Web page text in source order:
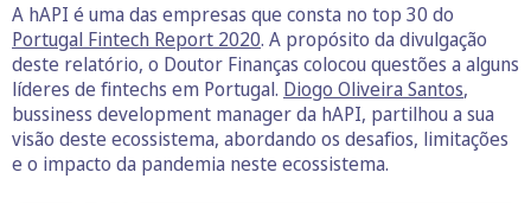
A hAPI é uma das empresas que consta no top 30 do
Portugal Fintech Report 2020. A propósito da divulgação
deste relatório, o Doutor Finanças colocou questões a alguns
líderes de fintechs em Portugal. Diogo Oliveira Santos,
bussiness development manager da hAPI, partilhou a sua
visão deste ecossistema, abordando os desafios, limitações
e o impacto da pandemia neste ecossistema.